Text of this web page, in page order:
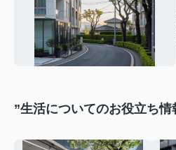
”生活についてのお役立ち